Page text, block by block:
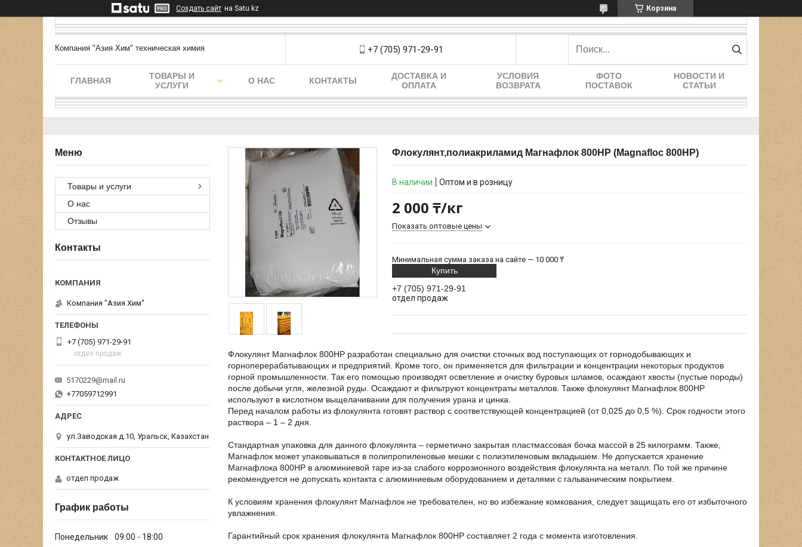
Создать сайт на Satu.kz Корзина
Компания "Азия Хим" техническая химия +7 (705) 971-29-91
ГЛАВНАЯ
ТОВАРЫ И
УСЛУГИ
О НАС КОНТАКТЫ
ДОСТАВКА И
ОПЛАТА
УСЛОВИЯ
ВОЗВРАТА
ФОТО
ПОСТАВОК
НОВОСТИ И
СТАТЬИ
Флокулянт,полиакриламид Магнафлок 800HP (Magnafloc 800HP)
В наличии Оптом и в розницу
2 000 ₸/кг
Показать оптовые цены
Минимальная сумма заказа на сайте — 10 000 ₸
Купить
+7 (705) 971-29-91
отдел продаж
Флокулянт Магнафлок 800HP разработан специально для очистки сточных вод поступающих от горнодобывающих и
горноперерабатывающих и предприятий. Кроме того, он применяется для фильтрации и концентрации некоторых продуктов
горной промышленности. Так его помощью производят осветление и очистку буровых шламов, осаждают хвосты (пустые породы)
после добычи угля, железной руды. Осаждают и фильтруют концентраты металлов. Также флокулянт Магнафлок 800HP
используют в кислотном выщелачивании для получения урана и цинка.
Перед началом работы из флокулянта готовят раствор с соответствующей концентрацией (от 0,025 до 0,5 %). Срок годности этого
раствора – 1 – 2 дня.
Стандартная упаковка для данного флокулянта – герметично закрытая пластмассовая бочка массой в 25 килограмм. Также,
Магнафлок может упаковываться в полипропиленовые мешки с полиэтиленовым вкладышем. Не допускается хранение
Магнафлока 800HP в алюминиевой таре из-за слабого коррозионного воздействия флокулянта на металл. По той же причине
рекомендуется не допускать контакта с алюминиевым оборудованием и деталями с гальваническим покрытием.
К условиям хранения флокулянт Магнафлок не требователен, но во избежание комкования, следует защищать его от избыточного
увлажнения.
Гарантийный срок хранения флокулянта Магнафлок 800HP составляет 2 года с момента изготовления.
Товары и услуги
О нас
Отзывы
Контакты
Компания "Азия Хим"
+7 (705) 971-29-91
отдел продаж
5170229@mail.ru
+77059712991
ул.Заводская д.10, Уральск, Казахстан
отдел продаж
График работы
Понедельник 09:00
18:00